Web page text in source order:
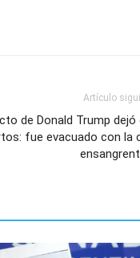
Artículo
de Donald Trump dejó
fue evacuado con la